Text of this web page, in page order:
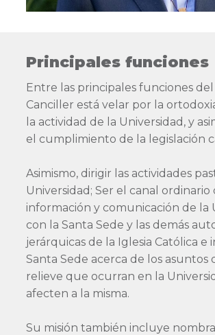
Principales funciones
Entre las principales funciones del
Canciller está velar por la
la actividad de la Universidad, y
el cumplimiento de la legislación
Asimismo, dirigir las actividades
Universidad; Ser el canal ordinario
información y comunicación de la
con la Santa Sede y las demás
jerárquicas de la Iglesia Católica e
Santa Sede acerca de los asuntos
relieve que ocurran en la
afecten a la misma.
Su misión también incluye